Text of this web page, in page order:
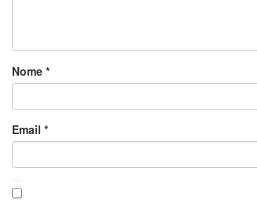
Nome *
Email *